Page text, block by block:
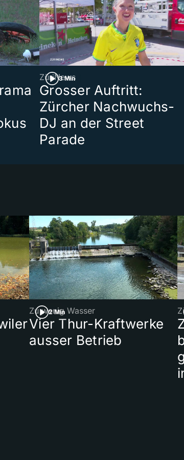
3 Min
ZüriNews
Grosser Auftritt:
Zürcher Nachwuchs-
DJ an der Street
Parade
2 Min
Zu wenig Wasser
Vier Thur-Kraftwerke
ausser Betrieb